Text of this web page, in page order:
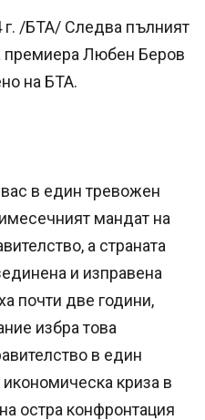
/БТА/ Следва пълният
премиера Любен Беров
на БТА.
в един тревожен
мандат на
а страната
и изправена
почти две години,
избра това
в един
криза в
остра конфронтация